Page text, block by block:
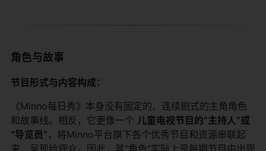
角色与故事
节目形式与内容构成：
《Minno每日秀》本身没有固定的、连续剧式的主角角色
和故事线。相反，它更像一个 儿童电视节目的“主持人”或
“导览员” ，将Minno平台旗下各个优秀节目和资源串联起